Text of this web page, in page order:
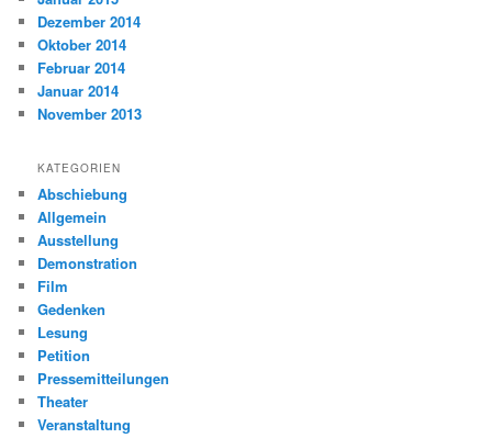
Dezember 2014
Oktober 2014
Februar 2014
Januar 2014
November 2013
KATEGORIEN
Abschiebung
Allgemein
Ausstellung
Demonstration
Film
Gedenken
Lesung
Petition
Pressemitteilungen
Theater
Veranstaltung